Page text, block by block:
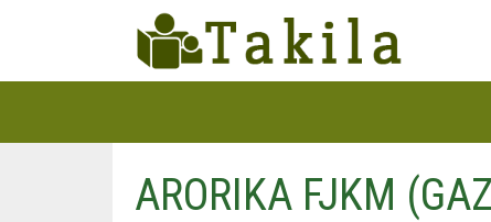
ARORIKA FJKM